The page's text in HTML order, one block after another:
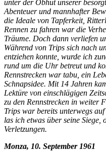
unter der Obhut unserer
Abenteuer und mannhafter
die Ideale von Tapferkeit,
Rennen zu fahren war die
Träume. Doch dann verliefen
Während von Trips sich nach
entziehen konnte, wurde ich
rund um die Uhr betreut und
Rennstrecken war tabu, ein
Schnapsidee. Mit 14 Jahren
Lektüre von einschlägigen
zu den Rennstrecken in weiter
Trips war bereits unterwegs
las ich etwas über seine Siege,
Verletzungen.
Monza, 10. September 1961